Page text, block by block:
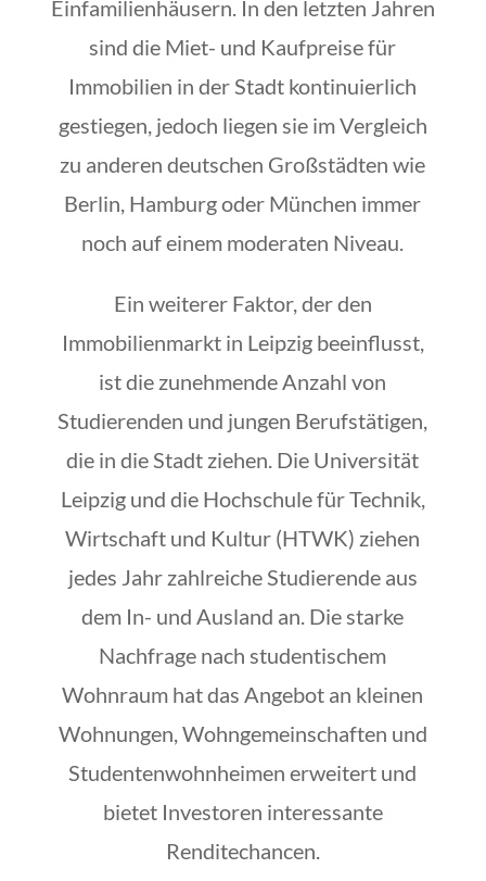
Einfamilienhäusern. In den letzten Jahren
sind die Miet- und Kaufpreise für
Immobilien in der Stadt kontinuierlich
gestiegen, jedoch liegen sie im Vergleich
zu anderen deutschen Großstädten wie
Berlin, Hamburg oder München immer
noch auf einem moderaten Niveau.
Ein weiterer Faktor, der den
Immobilienmarkt in Leipzig beeinflusst,
ist die zunehmende Anzahl von
Studierenden und jungen Berufstätigen,
die in die Stadt ziehen. Die Universität
Leipzig und die Hochschule für Technik,
Wirtschaft und Kultur (HTWK) ziehen
jedes Jahr zahlreiche Studierende aus
dem In- und Ausland an. Die starke
Nachfrage nach studentischem
Wohnraum hat das Angebot an kleinen
Wohnungen, Wohngemeinschaften und
Studentenwohnheimen erweitert und
bietet Investoren interessante
Renditechancen.